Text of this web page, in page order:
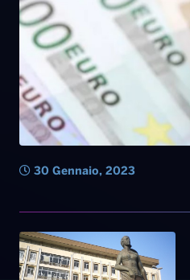
30 Gennaio, 2023